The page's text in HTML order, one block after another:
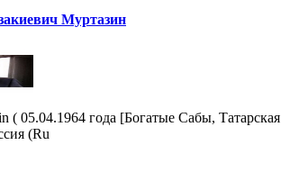
Муртазин
( 05.04.1964 года [Богатые Сабы, Татарская
(Ru